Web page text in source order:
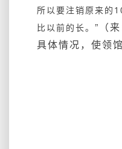
所以要注销原来的
比以前的长。 ”（
具体情况，使领